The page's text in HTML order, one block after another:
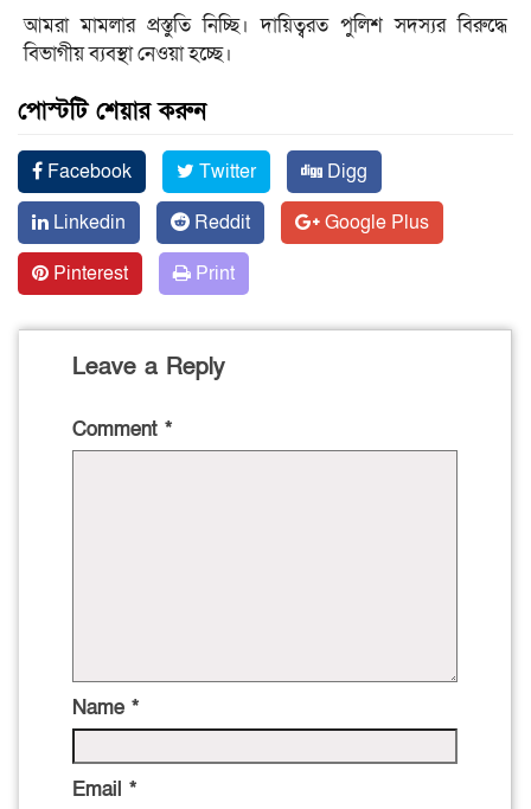
আমরা মামলার প্রস্তু‌তি নি‌চ্ছি। দা‌য়িত্বরত পু‌লিশ সদস্যর বিরুদ্ধে
বিভাগীয় ব্যবস্থা নেওয়া হচ্ছে।
পোস্টটি শেয়ার করুন
Facebook Twitter
Digg
Linkedin
Reddit
Google Plus
Pinterest
Print
Leave a Reply
Comment *
Name *
Email *